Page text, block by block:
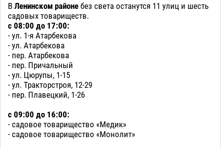
В Ленинском районе без света останутся 11 улиц и шесть
садовых товариществ.
с 08:00 до 17:00:
- ул. 1-я Атарбекова
- ул. Атарбекова
- пер. Атарбекова
- пер. Причальный
- ул. Цюрупы, 1-15
- ул. Тракторстроя, 12-29
- пер. Плавецкий, 1-26
с 09:00 до 16:00:
- садовое товарищество «Медик»
- садовое товарищество «Монолит»